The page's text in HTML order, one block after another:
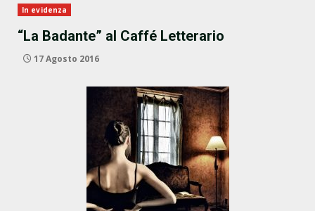
In evidenza
“La Badante” al Caffé Letterario
17 Agosto 2016